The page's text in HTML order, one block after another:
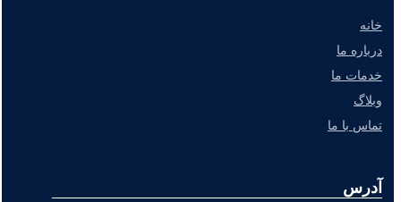
خانه
درباره ما
خدمات ما
وبلاگ
تماس با ما
آدرس